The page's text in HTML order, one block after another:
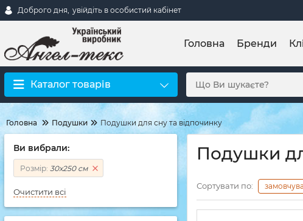
Доброго дня, увійдіть в особистий кабінет
Головна Бренди
Каталог товарів
Головна Подушки Подушки для сну та відпочинку
Ви вибрали:
Розмір: 30х250 см
Очистити всі
Подушки
Сортувати по: